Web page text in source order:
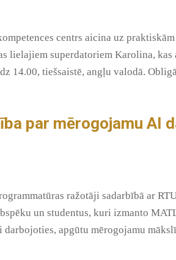
centrs aicina uz
lielajiem superdatoriem Karolina, kas
14.00, tiešsaistē, angļu valodā.
par mērogojamu AI
ražotāji sadarbībā ar
un studentus, kuri izmanto
apgūtu mērogojamu